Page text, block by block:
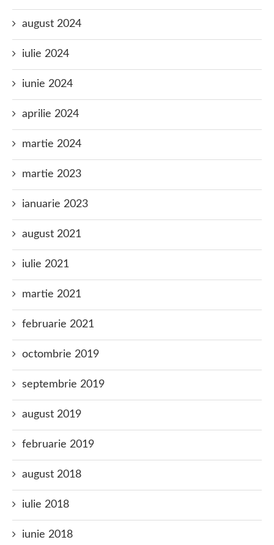
august 2024
iulie 2024
iunie 2024
aprilie 2024
martie 2024
martie 2023
ianuarie 2023
august 2021
iulie 2021
martie 2021
februarie 2021
octombrie 2019
septembrie 2019
august 2019
februarie 2019
august 2018
iulie 2018
iunie 2018